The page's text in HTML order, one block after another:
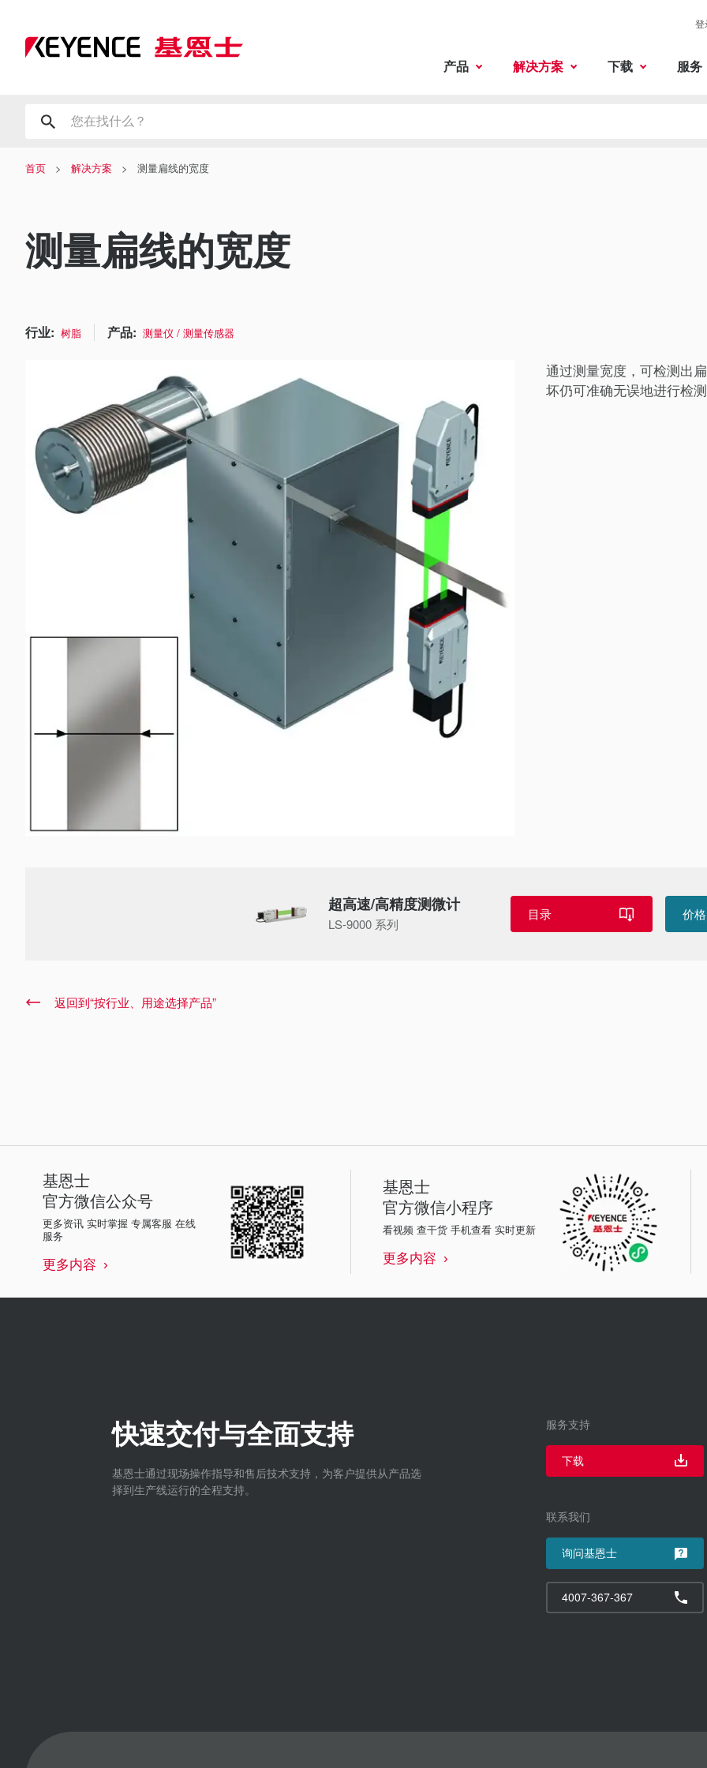
登
产品 解决方案 下载 服务
首页 解决方案 测量扁线的宽度
测量扁线的宽度
行业: 树脂 产品: 测量仪 / 测量传感器
通过测量宽度，可检测出
坏仍可准确无误地进行检
超高速/高精度测微计
LS-9000 系列
目录 价
返回到“按行业、用途选择产品”
基恩士
官方微信公众号
更多资讯 实时掌握 专属客服 在线
服务
更多内容
基恩士
官方微信小程序
看视频 查干货 手机查看 实时更新
更多内容
快速交付与全面支持
基恩士通过现场操作指导和售后技术支持，为客户提供从产品选
择到生产线运行的全程支持。
服务支持
下载
联系我们
询问基恩士
4007-367-367